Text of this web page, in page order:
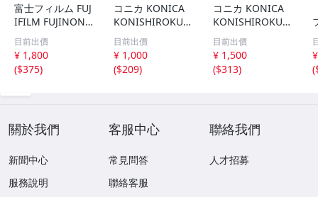
富士フィルム FUJ
IFILM FUJINON 5
5mm F1.8 M42マ
ウント フジノン
#7616
目前出價
¥ 1,800
($375)
コニカ KONICA
KONISHIROKU H
EXANON 52mm
F1.8 #657-25
目前出價
¥ 1,000
($209)
コニカ KONICA
KONISHIROKU H
EXANON 52mm
F1.8 #657-24
目前出價
¥ 1,500
($313)
9
(
關於我們
新聞中心
服務說明
客服中心
常見問答
聯絡客服
聯絡我們
人才招募